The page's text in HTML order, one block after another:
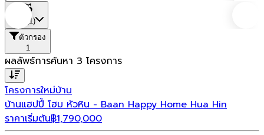
(1)
ตัวกรอง
1
ผลลัพธ์การค้นหา 3 โครงการ
โครงการใหม่บ้าน
บ้านแฮปปี้ โฮม หัวหิน - Baan Happy Home Hua Hin
ราคาเริ่มต้น฿1,790,000